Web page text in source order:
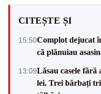
CITEȘTE ȘI
15:50Complot dejucat
că plănuiau
13:09Lăsau casele fără
lei. Trei bărbați